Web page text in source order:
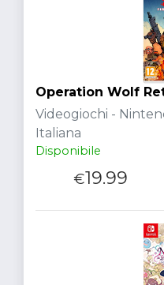
Operation Wolf
Videogiochi -
Italiana
Disponibile
€19.99